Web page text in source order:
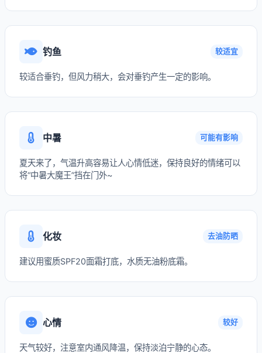
钓鱼 较适宜
较适合垂钓，但风力稍大，会对垂钓产生一定的影响。
中暑 可能有影响
夏天来了，气温升高容易让人心情低迷，保持良好的情绪可以
将“中暑大魔王”挡在门外~
化妆 去油防晒
建议用蜜质SPF20面霜打底，水质无油粉底霜。
心情 较好
天气较好，注意室内通风降温，保持淡泊宁静的心态。